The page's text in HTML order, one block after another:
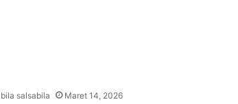
bila salsabila Maret 14, 2026